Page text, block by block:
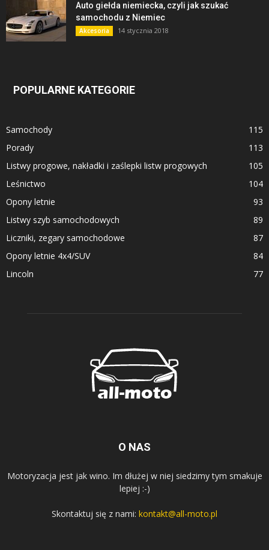
Auto giełda niemiecka, czyli jak szukać
samochodu z Niemiec
Akcesoria 14 stycznia 2018
POPULARNE KATEGORIE
Samochody
115
Porady
113
Listwy progowe, nakładki i zaślepki listw progowych
105
Leśnictwo
104
Opony letnie
93
Listwy szyb samochodowych
89
Liczniki, zegary samochodowe
87
Opony letnie 4x4/SUV
84
Lincoln
77
O NAS
Motoryzacja jest jak wino. Im dłużej w niej siedzimy tym smakuje
lepiej :-)
Skontaktuj się z nami: kontakt@all-moto.pl